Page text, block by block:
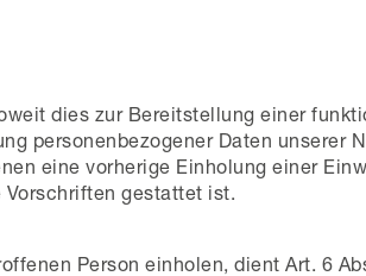
dies zur Bereitstellung einer
personenbezogener Daten unserer
eine vorherige Einholung einer
gestattet ist.
Person einholen, dient Art. 6